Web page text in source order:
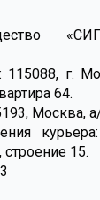
115088, г.
64.
Москва,
15.